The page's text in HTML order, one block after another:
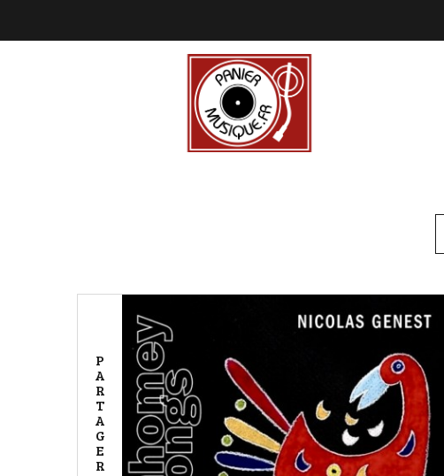
P
A
R
T
A
G
E
R